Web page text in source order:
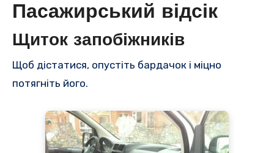
Пасажирський відсік
Щиток запобіжників
Щоб дістатися, опустіть бардачок і міцно
потягніть його.